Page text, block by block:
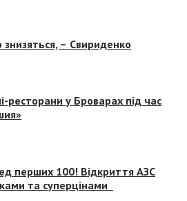
– Свириденко
ресторани у Броварах під час
перших 100! Відкриття АЗС
та суперцінами